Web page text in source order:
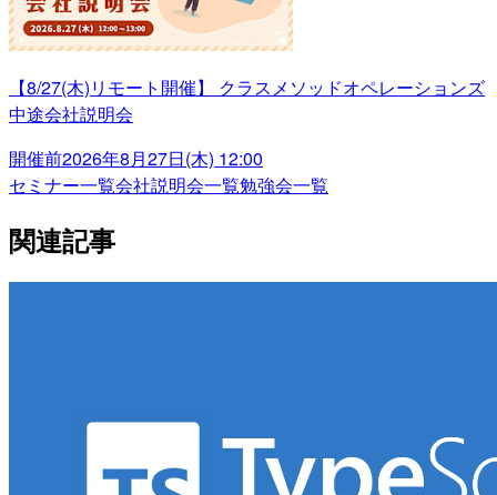
【8/27(木)リモート開催】 クラスメソッドオペレーションズ
中途会社説明会
開催前2026年8月27日(木) 12:00
セミナー一覧会社説明会一覧勉強会一覧
関連記事